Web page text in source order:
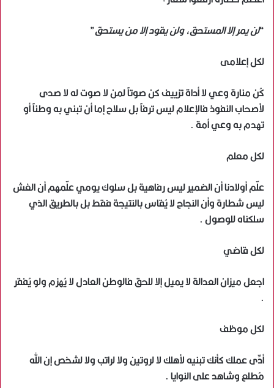
“لن يمر إلا المستحق، ولن يقود إلا من يستحق”
لكل إعلامى
كُن منارة وعي لا أداة تزييف كن صوتاً لمن لا صوت له لا صدى
لأصحاب النفوذ فالإعلام ليس ترفاً بل سلاح إما أن تبني به وطناً أو
تهدم به وعي أمة .
لكل معلم
علّم أولادنا أن الضمير ليس رفاهية بل سلوك يومي علّمهم أن الغش
ليس شطارة وأن النجاح لا يُقاس بالنتيجة فقط بل بالطريق الذي
سلكناه للوصول .
لكل قاضي
اجعل ميزان العدالة لا يميل إلا للحق فالوطن العادل لا يُهزم ولو يُفقر
.
لكل موظف
أدِّى عملك كأنك تبنيه لأهلك لا لروتين ولا لراتب ولا لشخص إن الله
مُطلع وشاهد على النوايا .